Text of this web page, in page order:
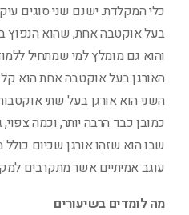
כלי המקלדת. ישנם שני סוגים
בעל אוקטבה אחת, שהוא הנפוץ
והוא גם מומלץ למי שמתחיל
האורגן בעל אוקטבה אחת הוא קל
השני הוא אורגן בעל שתי
כמובן כבד הרבה יותר, וכמה צפוי,
שבו הוא שזהו אורגן שכיום
עוגב אמיתיים אשר מתקרבים
מה לומדים בשיעורים